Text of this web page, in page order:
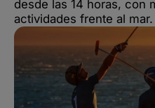
desde las 14 horas, con
actividades frente al mar.